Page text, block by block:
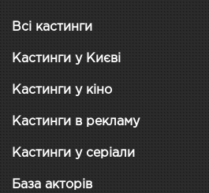
Всі кастинги
Кастинги у Києві
Кастинги у кіно
Кастинги в рекламу
Кастинги у серіали
База акторів